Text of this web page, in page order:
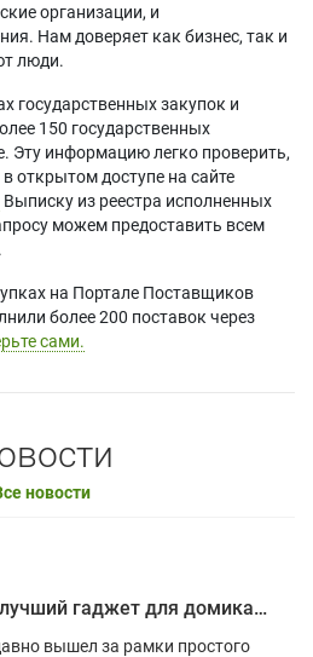
организации, и
Нам доверяет как бизнес, так и
люди.
государственных закупок и
150 государственных
Эту информацию легко проверить,
открытом доступе на сайте
Выписку из реестра исполненных
можем предоставить всем
на Портале Поставщиков
более 200 поставок через
сами.
новости
Почему проектор – лучший гаджет для домика в глэмпинге
вышел за рамки простого